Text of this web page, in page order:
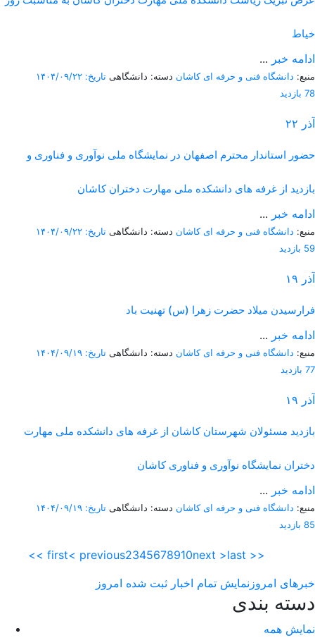
خیاط
... ادامه خبر
منبع: دانشگاه فنی و حرفه ای کاشان دسته: دانشگاهی تاریخ: ۱۴۰۴/۰۹/۲۲
78 بازدید
۲۲ آذر
حضور استاندار محترم اصفهان در نمایشگاه ملی نوآوری و فناوری و
بازدید از غرفه های دانشکده ملی مهارت دختران کاشان
... ادامه خبر
منبع: دانشگاه فنی و حرفه ای کاشان دسته: دانشگاهی تاریخ: ۱۴۰۴/۰۹/۲۲
59 بازدید
۱۹ آذر
فرارسیدن میلاد حضرت زهرا (س) تهنیت باد
... ادامه خبر
منبع: دانشگاه فنی و حرفه ای کاشان دسته: دانشگاهی تاریخ: ۱۴۰۴/۰۹/۱۹
77 بازدید
۱۹ آذر
بازدید مسئولان شهرستان کاشان از غرفه های دانشکده ملی مهارت
دختران نمایشگاه نوآوری و فناوری کاشان
... ادامه خبر
منبع: دانشگاه فنی و حرفه ای کاشان دسته: دانشگاهی تاریخ: ۱۴۰۴/۰۹/۱۹
85 بازدید
<< first< previous2345678910next >last >>
خبرهای امروز نمایش تمام اخبار ثبت شده امروز
دسته بندی
نمایش همه